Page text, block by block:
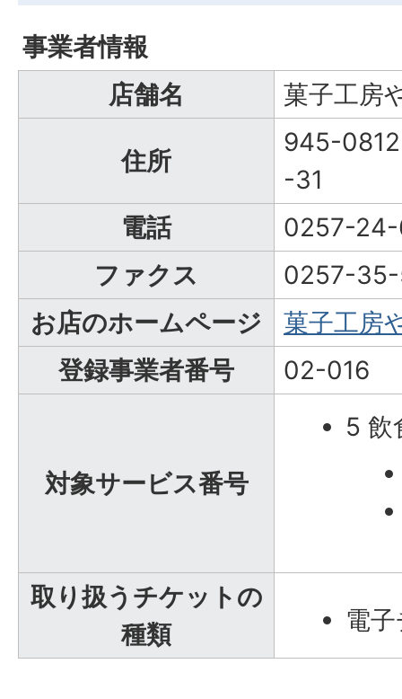
事業者情報
店舗名
菓子工房
住所
945-0812
-31
電話
0257-
ファクス
0257-35-
お店のホームページ
菓子工房
登録事業者番号
02-016
対象サービス番号
5 飲
取り扱うチケットの
種類
電